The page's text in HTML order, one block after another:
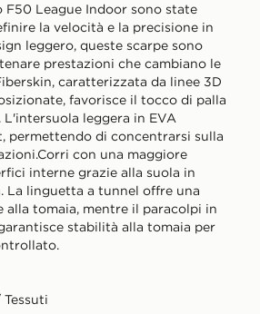
F50 League Indoor sono state
la velocità e la precisione in
leggero, queste scarpe sono
prestazioni che cambiano le
caratterizzata da linee 3D
favorisce il tocco di palla
leggera in EVA
permettendo di concentrarsi sulla
con una maggiore
interne grazie alla suola in
La linguetta a tunnel offre una
alla tomaia, mentre il paracolpi in
stabilità alla tomaia per
Tessuti